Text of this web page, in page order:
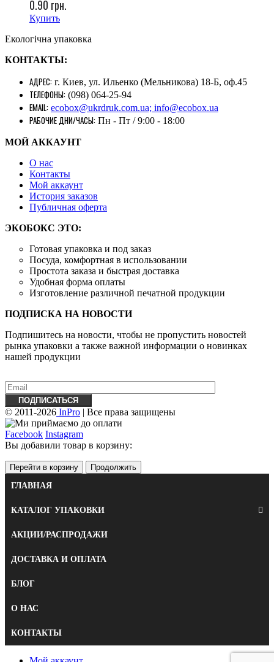
0.90 грн.
Купить
Екологічна упаковка
КОНТАКТЫ:
АДРЕС: г. Киев, ул. Ильенко (Мельникова) 18-Б, оф.45
ТЕЛЕФОНЫ: (098) 064-25-94
EMAIL: ecobox@ukrdruk.com.ua; info@ecobox.ua
РАБОЧИЕ ДНИ/ЧАСЫ: Пн - Пт / 9:00 - 18:00
МОЙ АККАУНТ
О нас
Контакты
Mой аккаунт
История заказов
Публичная оферта
ЭКОБОКС ЭТО:
Готовая упаковка и под заказ
Посуда, комфортная в использовании
Простота заказа и быстрая доставка
Удобная форма оплаты
Изготовление различной печатной продукции
ПОДПИСКА НА НОВОСТИ
Подпишитесь на новости, чтобы не пропустить новостей
рынка упаковки а также важной информации о новинках
нашей продукции
© 2011-2026 InPro | Все права защищены
Facebook Instagram
Вы добавили товар в корзину:
Перейти в корзину
Продолжить
ГЛАВНАЯ
КАТАЛОГ УПАКОВКИ
АКЦИИ/РАСПРОДАЖИ
ДОСТАВКА И ОПЛАТА
БЛОГ
О НАС
КОНТАКТЫ